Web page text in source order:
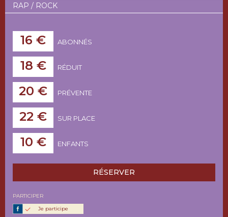
RAP / ROCK
16 € ABONNÉS
18 € RÉDUIT
20 € PRÉVENTE
22 € SUR PLACE
10 € ENFANTS
RÉSERVER
PARTICIPER
Je participe